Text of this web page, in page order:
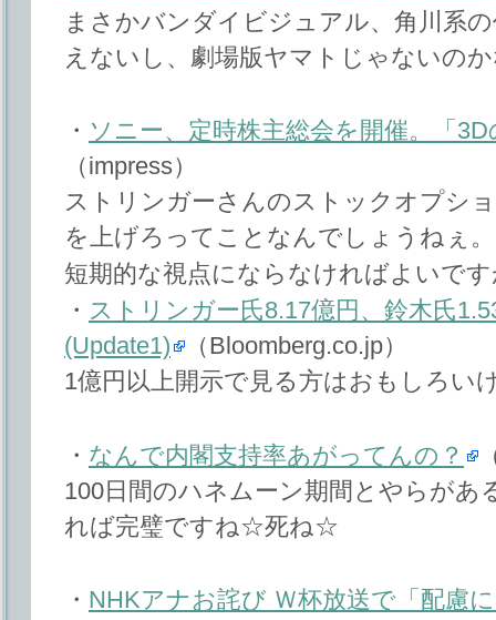
まさかバンダイビジュアル、角川系
えないし、劇場版ヤマトじゃないの
・ ソニー、定時株主総会を開催。「
（impress）
ストリンガーさんのストックオプシ
を上げろってことなんでしょうねぇ。
短期的な視点にならなければよいで
・ ストリンガー氏8.17億円、鈴木氏
(Update1)
（Bloomberg.co.jp）
1億円以上開示で見る方はおもしろい
・ なんで内閣支持率あがってんの？
100日間のハネムーン期間とやらがあ
れば完璧ですね☆死ね☆
・ NHKアナお詫び Ｗ杯放送で「配慮